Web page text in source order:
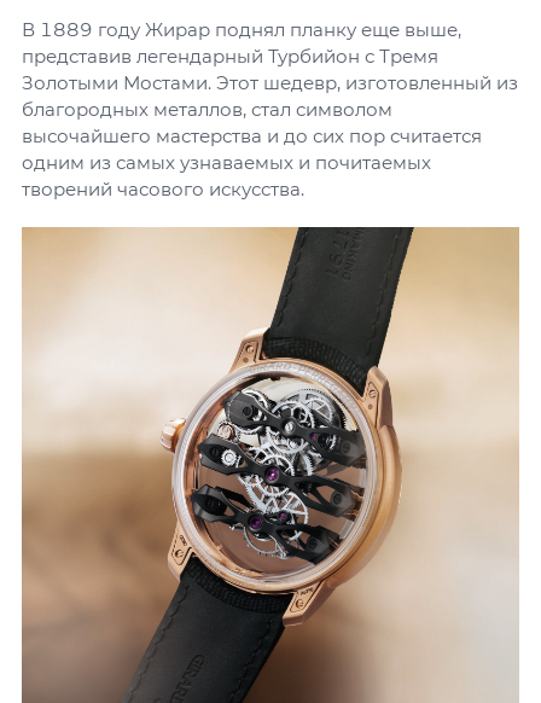
В 1889 году Жирар поднял планку еще выше,
представив легендарный Турбийон с Тремя
Золотыми Мостами. Этот шедевр, изготовленный из
благородных металлов, стал символом
высочайшего мастерства и до сих пор считается
одним из самых узнаваемых и почитаемых
творений часового искусства.